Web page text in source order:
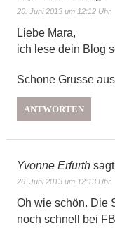
26. Juni 2013 um 12:12 Uhr
Liebe Mara,
ich lese dein Blog
Schone Grusse
ANTWORTEN
Yvonne Erfurth
26. Juni 2013 um 12:13 Uhr
Oh wie schön. Die
noch schnell bei